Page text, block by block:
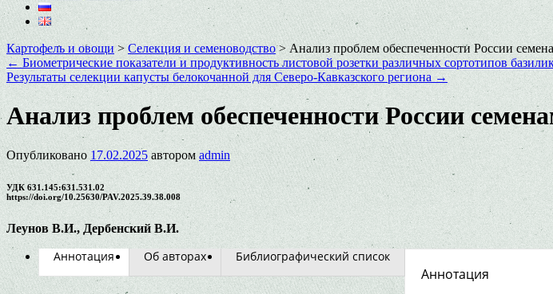
Картофель и овощи > Селекция и семеноводство> Анализ проблем обеспеченности России
← Биометрические показатели и продуктивность листовой розетки различных сортотипов
Результаты селекции капусты белокочанной для Северо-Кавказского региона →
Анализ проблем обеспеченности России
Опубликовано 17.02.2025 автором admin
УДК 631.145:631.531.02
https://doi.org/10.25630/PAV.2025.39.38.008
Леунов В.И., Дербенский В.И.
Аннотация Об авторах Библиографический список
Аннотация